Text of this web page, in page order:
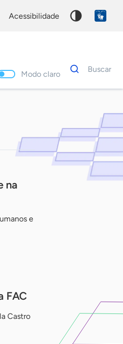
acessibilidade
Modo claro
Dados
para
Buscar
na
e
FAC
Castro